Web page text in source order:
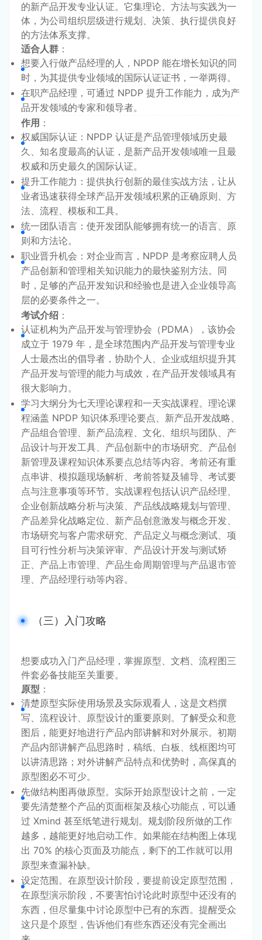
的新产品开发专业认证。它集理论、方法与实践为一
体，为公司组织层级进行规划、决策、执行提供良好
的方法体系支撑。
适合人群 ：
想要入行做产品经理的人，NPDP 能在增长知识的同
时，为其提供专业领域的国际认证证书，一举两得。
在职产品经理，可通过 NPDP 提升工作能力，成为产
品开发领域的专家和领导者。
作用 ：
权威国际认证：NPDP 认证是产品管理领域历史最
久、知名度最高的认证，是新产品开发领域唯一且最
权威和历史最久的国际认证。
提升工作能力：提供执行创新的最佳实战方法，让从
业者迅速获得全球产品开发领域积累的正确原则、方
法、流程、模板和工具。
统一团队语言：使开发团队能够拥有统一的语言、原
则和方法论。
职业晋升机会：对企业而言，NPDP 是考察应聘人员
产品创新和管理相关知识能力的最快鉴别方法。同
时，足够的产品开发知识和经验也是进入企业领导高
层的必要条件之一。
考试介绍 ：
认证机构为产品开发与管理协会（PDMA），该协会
成立于 1979 年，是全球范围内产品开发与管理专业
人士最杰出的倡导者，协助个人、企业或组织提升其
产品开发与管理的能力与成效，在产品开发领域具有
很大影响力。
学习大纲分为七天理论课程和一天实战课程。理论课
程涵盖 NPDP 知识体系理论要点、新产品开发战略、
产品组合管理、新产品流程、文化、组织与团队、产
品设计与开发工具、产品创新中的市场研究、产品创
新管理及课程知识体系要点总结等内容。考前还有重
点串讲、模拟题现场解析、考前答疑及辅导、考试要
点与注意事项等环节。实战课程包括认识产品经理、
企业创新战略分析与决策、产品线战略规划与管理、
产品差异化战略定位、新产品创意激发与概念开发、
市场研究与客户需求研究、产品定义与概念测试、项
目可行性分析与决策评审、产品设计开发与测试矫
正、产品上市管理、产品生命周期管理与产品退市管
理、产品经理行动等内容。
（三）入门攻略
想要成功入门产品经理，掌握原型、文档、流程图三
件套必备技能至关重要。
原型 ：
清楚原型实际使用场景及实际观看人，这是文档撰
写、流程设计、原型设计的重要原则。了解受众和意
图后，能更好地进行产品内部讲解和对外展示。初期
产品内部讲解产品思路时，稿纸、白板、线框图均可
以讲清思路；对外讲解产品特点和优势时，高保真的
原型图必不可少。
先做结构图再做原型。实际开始原型设计之前，一定
要先清楚整个产品的页面框架及核心功能点，可以通
过 Xmind 甚至纸笔进行规划。规划阶段所做的工作
越多，越能更好地启动工作。如果能在结构图上体现
出 70% 的核心页面及功能点，剩下的工作就可以用
原型来查漏补缺。
设定范围。在原型设计阶段，要提前设定原型范围，
在原型演示阶段，不要害怕讨论此时原型中还没有的
东西，但尽量集中讨论原型中已有的东西。提醒受众
这只是个原型，告诉他们有些东西还没有完全画出